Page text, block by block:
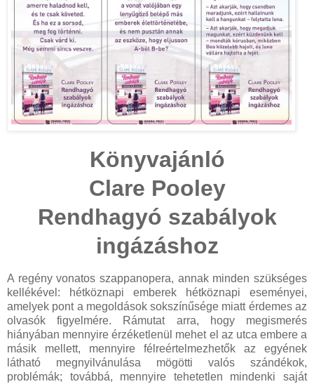
Könyvajánló
Clare Pooley
Rendhagyó szabályok
ingázáshoz
A regény vonatos szappanopera, annak minden szükséges
kellékével: hétköznapi emberek hétköznapi eseményei,
amelyek pont a megoldások sokszínűsége miatt érdemes az
olvasók figyelmére. Rámutat arra, hogy megismerés
hiányában mennyire érzéketlenül mehet el az utca embere a
másik mellett, mennyire félreértelmezhetők az egyének
látható megnyilvánulása mögötti valós szándékok,
problémák; továbbá, mennyire tehetetlen mindenki saját